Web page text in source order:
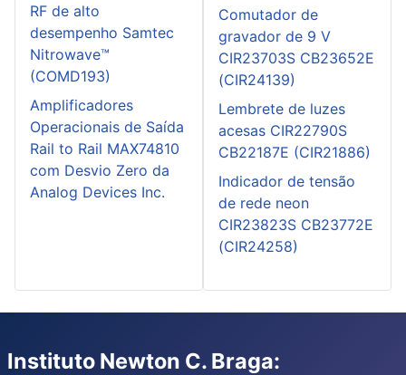
RF de alto
desempenho Samtec
Nitrowave™
(COMD193)
Amplificadores
Operacionais de Saída
Rail to Rail MAX74810
com Desvio Zero da
Analog Devices Inc.
Comutador de
gravador de 9 V
CIR23703S CB23652E
(CIR24139)
Lembrete de luzes
acesas CIR22790S
CB22187E (CIR21886)
Indicador de tensão
de rede neon
CIR23823S CB23772E
(CIR24258)
Instituto Newton C. Braga: